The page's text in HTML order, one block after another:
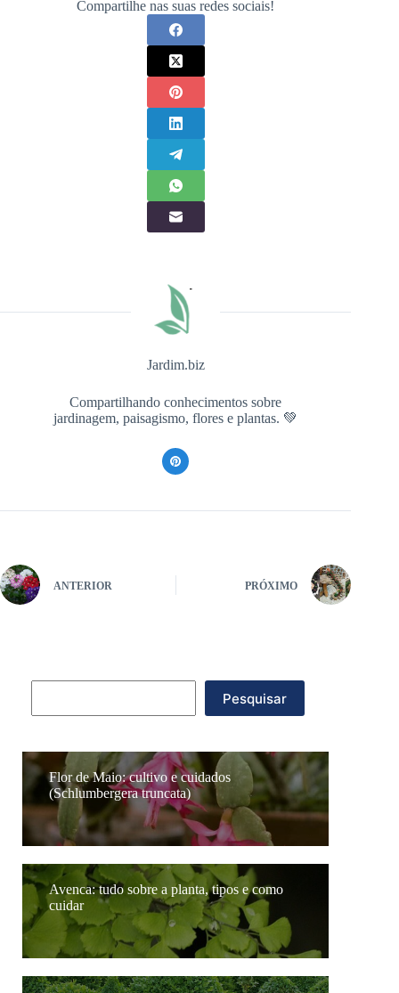
Compartilhe nas suas redes sociais!
Jardim.biz
Compartilhando conhecimentos sobre
jardinagem, paisagismo, flores e plantas. 💚
ANTERIOR PRÓXIMO
Pesquisar
Flor de Maio: cultivo e cuidados
(Schlumbergera truncata)
Avenca: tudo sobre a planta, tipos e como
cuidar